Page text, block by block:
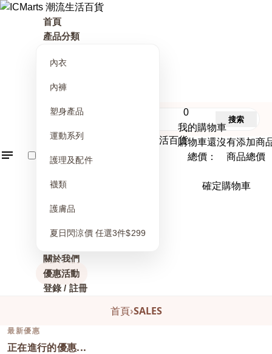
首頁
產品分類
內衣
內褲
塑身產品
運動系列
護理及配件
襪類
護膚品
夏日閃涼價 任選3件$299
關於我們
優惠活動
登錄 / 註冊
0
我的購物車
購物車還沒有添加商
總價： 商品總價
確定購物車
搜索
首頁›SALES
最新優惠
正在進行的優惠...